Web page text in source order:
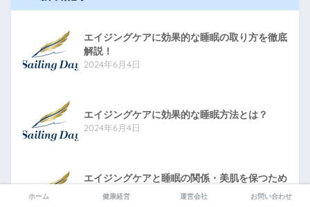
エイジングケアに効果的な睡眠の取り方を徹底
解説！
2024年6月4日
エイジングケアに効果的な睡眠方法とは？
2024年6月4日
エイジングケアと睡眠の関係・美肌を保つため
の秘訣
ホーム 健康経営 運営会社 お問い合わせ